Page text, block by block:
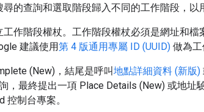
尋的查詢和選取階段歸入不同的工作階段，以
工作階段權杖。工作階段權杖必須是網址和
建議使用第 4 版通用專屬 ID (UUID) 做為工
(New)，結尾是呼叫地點詳細資料 (新版)
，最終提出一項 Place Details (New) 或地
控制台專案。